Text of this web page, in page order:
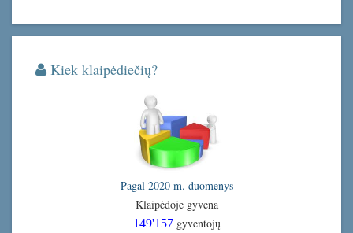
Kiek klaipėdiečių?
Pagal 2020 m. duomenys
Klaipėdoje gyvena
149'157 gyventojų